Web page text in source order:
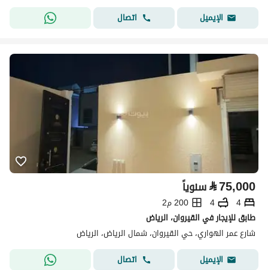
الإيميل
اتصال
⃁75,000 سنوياً
4
4
200 م2
طابق للإيجار في القيروان، الرياض
شارع عمر الهواري، حي القيروان، شمال الرياض، الرياض
الإيميل
اتصال